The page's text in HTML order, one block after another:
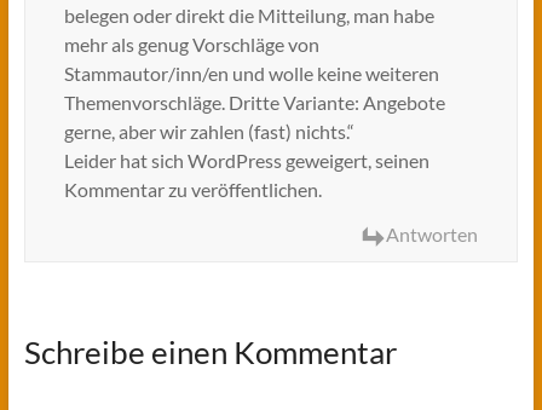
belegen oder direkt die Mitteilung, man habe
mehr als genug Vorschläge von
Stammautor/inn/en und wolle keine weiteren
Themenvorschläge. Dritte Variante: Angebote
gerne, aber wir zahlen (fast) nichts.“
Leider hat sich WordPress geweigert, seinen
Kommentar zu veröffentlichen.
Antworten
Schreibe einen Kommentar